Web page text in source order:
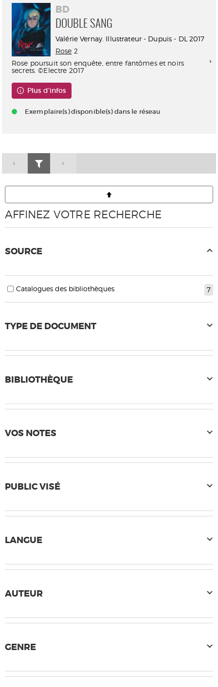
BD
DOUBLE SANG
Valérie Vernay. Illustrateur - Dupuis - DL 2017
Rose 2
Rose poursuit son enquête, entre fantômes et noirs
secrets. ©Electre 2017
Plus d'infos
Exemplaire(s) disponible(s) dans le réseau
AFFINEZ VOTRE RECHERCHE
SOURCE
7
Catalogues des bibliothèques
TYPE DE DOCUMENT
BIBLIOTHÈQUE
VOS NOTES
PUBLIC VISÉ
LANGUE
AUTEUR
GENRE